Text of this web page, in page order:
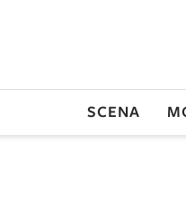
SCENA